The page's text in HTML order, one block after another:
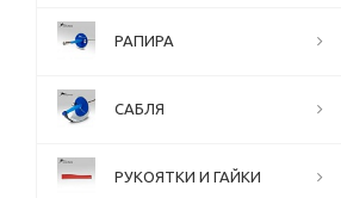
РАПИРА
САБЛЯ
РУКОЯТКИ И ГАЙКИ